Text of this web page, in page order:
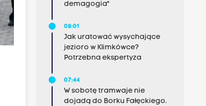
demagogia"
08:01
Jak uratować wysychające
jezioro w Klimkówce?
Potrzebna ekspertyza
07:44
W sobotę tramwaje nie
dojadą do Borku Fałęckiego.